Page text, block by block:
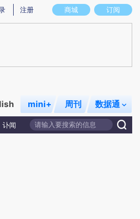
意图存在偏差。不代表财新观点和立场。推荐点
商城 订阅
注册
mini+ 周刊 数据通
讣闻